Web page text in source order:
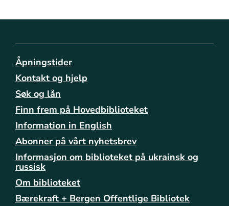
Åpningstider
Kontakt og hjelp
Søk og lån
Finn frem på Hovedbiblioteket
Information in English
Abonner på vårt nyhetsbrev
Informasjon om biblioteket på ukrainsk og
russisk
Om biblioteket
Bærekraft + Bergen Offentlige Bibliotek